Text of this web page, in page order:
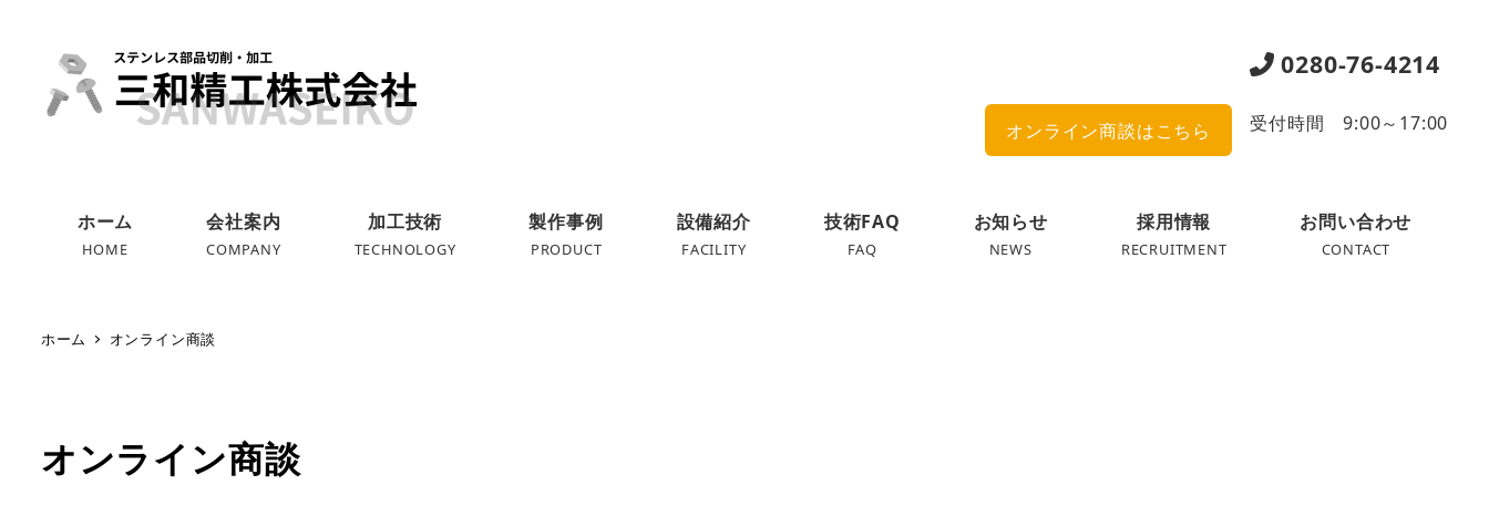
オンライン商談はこちら
0280-76-4214
受付時間 9:00～17:00
ホーム
HOME
会社案内
COMPANY
加工技術
TECHNOLOGY
製作事例
PRODUCT
設備紹介
FACILITY
技術FAQ
FAQ
お知らせ
NEWS
採用情報
RECRUITMENT
お問い合わせ
CONTACT
ホーム オンライン商談
オンライン商談